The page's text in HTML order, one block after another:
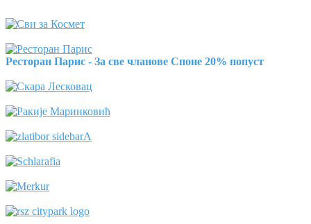
Ресторан Парис - За све чланове Споне 20% попуст